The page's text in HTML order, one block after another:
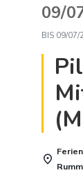
09/
BIS 09/07/